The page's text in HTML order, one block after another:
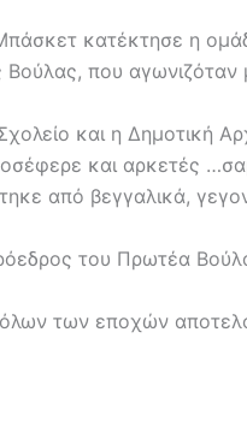
κατέκτησε η
Βούλας, που
και η Δημοτική
και αρκετές
από βεγγαλικά,
του Πρωτέα
όλων των εποχών